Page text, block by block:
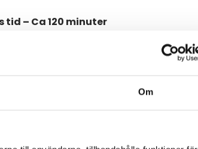
Om
tid – Ca 120 minuter